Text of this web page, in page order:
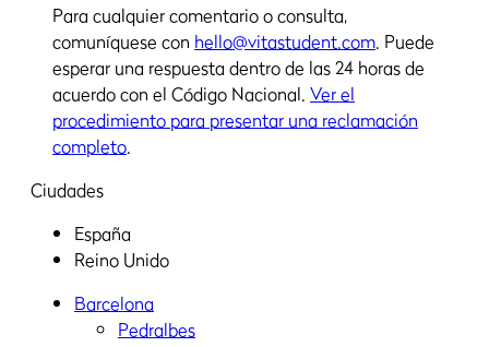
Para cualquier comentario o consulta,
comuníquese con hello@vitastudent.com. Puede
esperar una respuesta dentro de las 24 horas de
acuerdo con el Código Nacional. Ver el
procedimiento para presentar una reclamación
completo.
Ciudades
España
Reino Unido
Barcelona
Pedralbes